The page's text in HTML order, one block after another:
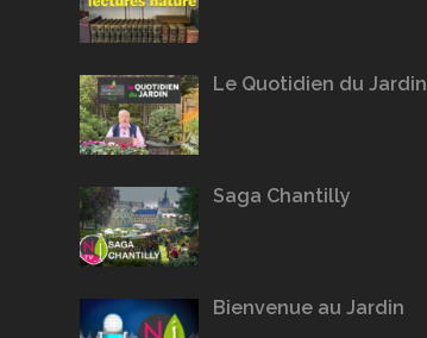
Le Quotidien du Jardin
Saga Chantilly
Bienvenue au Jardin